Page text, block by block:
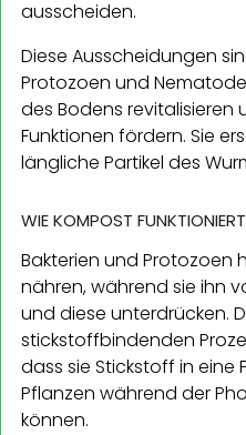
ausscheiden.
Diese Ausscheidungen
Protozoen und
des Bodens revitalisieren
Funktionen fördern. Sie
längliche Partikel des
WIE KOMPOST FUNKTIONIERT
Bakterien und Protozoen
nähren, während sie ihn
und diese unterdrücken.
stickstoffbindenden
dass sie Stickstoff in eine
Pflanzen während der
können.